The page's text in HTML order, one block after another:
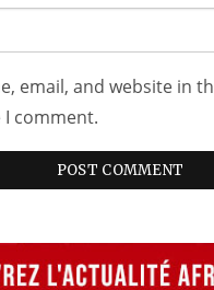
email, and website in
comment.